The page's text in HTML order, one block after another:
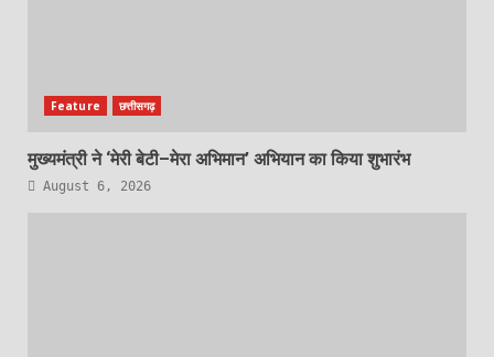
Feature छत्तीसगढ़
मुख्यमंत्री ने ‘मेरी बेटी–मेरा अभिमान’ अभियान का किया शुभारंभ
August 6, 2026